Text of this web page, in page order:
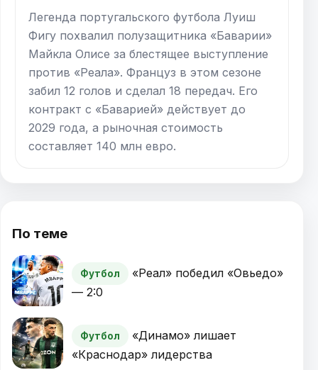
Легенда португальского футбола Луиш
Фигу похвалил полузащитника «Баварии»
Майкла Олисе за блестящее выступление
против «Реала». Француз в этом сезоне
забил 12 голов и сделал 18 передач. Его
контракт с «Баварией» действует до
2029 года, а рыночная стоимость
составляет 140 млн евро.
По теме
Футбол
«Реал» победил «Овьедо»
— 2:0
Футбол
«Динамо» лишает
«Краснодар» лидерства